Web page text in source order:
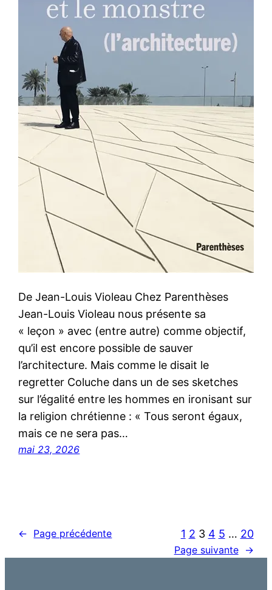
De Jean-Louis Violeau Chez Parenthèses
Jean-Louis Violeau nous présente sa
« leçon » avec (entre autre) comme objectif,
qu’il est encore possible de sauver
l’architecture. Mais comme le disait le
regretter Coluche dans un de ses sketches
sur l’égalité entre les hommes en ironisant sur
la religion chrétienne : « Tous seront égaux,
mais ce ne sera pas…
mai 23, 2026
← Page précédente 1 2 3 4 5 … 20
Page suivante →